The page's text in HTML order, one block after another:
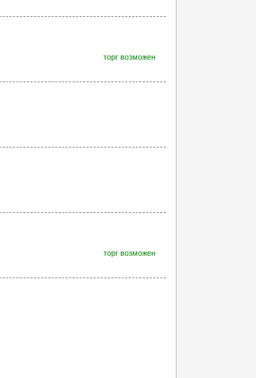
торг возможен
торг возможен